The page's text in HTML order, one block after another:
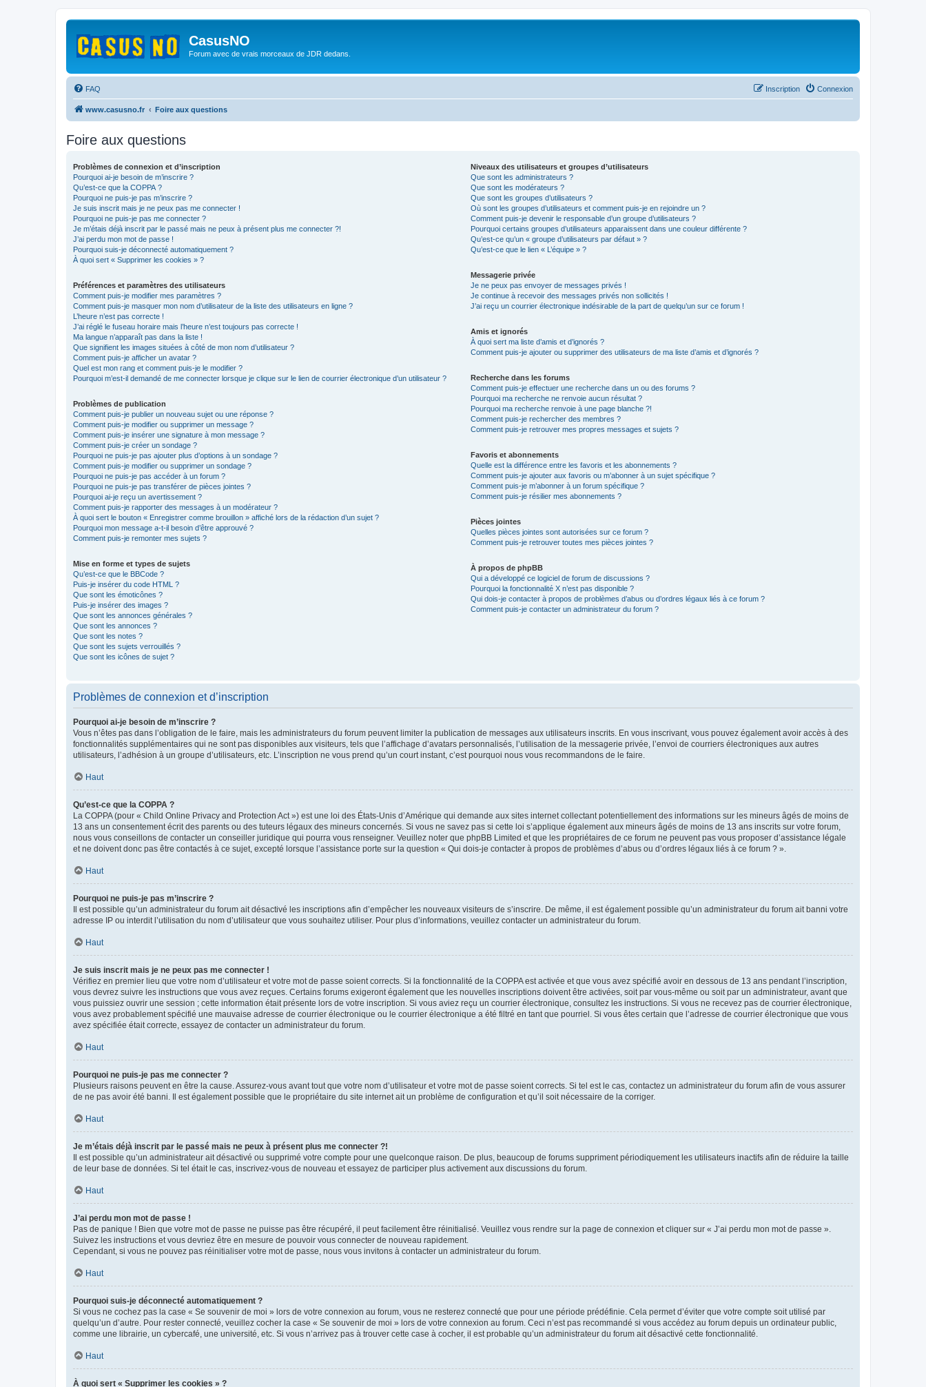
CasusNO
Forum avec de vrais morceaux de JDR dedans.
FAQ Connexion
Inscription
www.casusno.fr Foire aux questions
Foire aux questions
Problèmes de connexion et d’inscription
Pourquoi ai-je besoin de m’inscrire ?
Qu’est-ce que la COPPA ?
Pourquoi ne puis-je pas m’inscrire ?
Je suis inscrit mais je ne peux pas me connecter !
Pourquoi ne puis-je pas me connecter ?
Je m’étais déjà inscrit par le passé mais ne peux à présent plus me connecter ?!
J’ai perdu mon mot de passe !
Pourquoi suis-je déconnecté automatiquement ?
À quoi sert « Supprimer les cookies » ?
Préférences et paramètres des utilisateurs
Comment puis-je modifier mes paramètres ?
Comment puis-je masquer mon nom d’utilisateur de la liste des utilisateurs en ligne ?
L’heure n’est pas correcte !
J’ai réglé le fuseau horaire mais l’heure n’est toujours pas correcte !
Ma langue n’apparaît pas dans la liste !
Que signifient les images situées à côté de mon nom d’utilisateur ?
Comment puis-je afficher un avatar ?
Quel est mon rang et comment puis-je le modifier ?
Pourquoi m’est-il demandé de me connecter lorsque je clique sur le lien de courrier électronique d’un utilisateur ?
Problèmes de publication
Comment puis-je publier un nouveau sujet ou une réponse ?
Comment puis-je modifier ou supprimer un message ?
Comment puis-je insérer une signature à mon message ?
Comment puis-je créer un sondage ?
Pourquoi ne puis-je pas ajouter plus d’options à un sondage ?
Comment puis-je modifier ou supprimer un sondage ?
Pourquoi ne puis-je pas accéder à un forum ?
Pourquoi ne puis-je pas transférer de pièces jointes ?
Pourquoi ai-je reçu un avertissement ?
Comment puis-je rapporter des messages à un modérateur ?
À quoi sert le bouton « Enregistrer comme brouillon » affiché lors de la rédaction d’un sujet ?
Pourquoi mon message a-t-il besoin d’être approuvé ?
Comment puis-je remonter mes sujets ?
Mise en forme et types de sujets
Qu’est-ce que le BBCode ?
Puis-je insérer du code HTML ?
Que sont les émoticônes ?
Puis-je insérer des images ?
Que sont les annonces générales ?
Que sont les annonces ?
Que sont les notes ?
Que sont les sujets verrouillés ?
Que sont les icônes de sujet ?
Niveaux des utilisateurs et groupes d’utilisateurs
Que sont les administrateurs ?
Que sont les modérateurs ?
Que sont les groupes d’utilisateurs ?
Où sont les groupes d’utilisateurs et comment puis-je en rejoindre un ?
Comment puis-je devenir le responsable d’un groupe d’utilisateurs ?
Pourquoi certains groupes d’utilisateurs apparaissent dans une couleur différente ?
Qu’est-ce qu’un « groupe d’utilisateurs par défaut » ?
Qu’est-ce que le lien « L’équipe » ?
Messagerie privée
Je ne peux pas envoyer de messages privés !
Je continue à recevoir des messages privés non sollicités !
J’ai reçu un courrier électronique indésirable de la part de quelqu’un sur ce forum !
Amis et ignorés
À quoi sert ma liste d’amis et d’ignorés ?
Comment puis-je ajouter ou supprimer des utilisateurs de ma liste d’amis et d’ignorés ?
Recherche dans les forums
Comment puis-je effectuer une recherche dans un ou des forums ?
Pourquoi ma recherche ne renvoie aucun résultat ?
Pourquoi ma recherche renvoie à une page blanche ?!
Comment puis-je rechercher des membres ?
Comment puis-je retrouver mes propres messages et sujets ?
Favoris et abonnements
Quelle est la différence entre les favoris et les abonnements ?
Comment puis-je ajouter aux favoris ou m’abonner à un sujet spécifique ?
Comment puis-je m’abonner à un forum spécifique ?
Comment puis-je résilier mes abonnements ?
Pièces jointes
Quelles pièces jointes sont autorisées sur ce forum ?
Comment puis-je retrouver toutes mes pièces jointes ?
À propos de phpBB
Qui a développé ce logiciel de forum de discussions ?
Pourquoi la fonctionnalité X n’est pas disponible ?
Qui dois-je contacter à propos de problèmes d’abus ou d’ordres légaux liés à ce forum ?
Comment puis-je contacter un administrateur du forum ?
Problèmes de connexion et d’inscription
Pourquoi ai-je besoin de m’inscrire ?
Vous n’êtes pas dans l’obligation de le faire, mais les administrateurs du forum peuvent limiter la publication de messages aux utilisateurs inscrits. En vous inscrivant, vous pouvez également avoir accès à des
fonctionnalités supplémentaires qui ne sont pas disponibles aux visiteurs, tels que l’affichage d’avatars personnalisés, l’utilisation de la messagerie privée, l’envoi de courriers électroniques aux autres
utilisateurs, l’adhésion à un groupe d’utilisateurs, etc. L’inscription ne vous prend qu’un court instant, c’est pourquoi nous vous recommandons de le faire.
Haut
Qu’est-ce que la COPPA ?
La COPPA (pour « Child Online Privacy and Protection Act ») est une loi des États-Unis d’Amérique qui demande aux sites internet collectant potentiellement des informations sur les mineurs âgés de moins de
13 ans un consentement écrit des parents ou des tuteurs légaux des mineurs concernés. Si vous ne savez pas si cette loi s’applique également aux mineurs âgés de moins de 13 ans inscrits sur votre forum,
nous vous conseillons de contacter un conseiller juridique qui pourra vous renseigner. Veuillez noter que phpBB Limited et que les propriétaires de ce forum ne peuvent pas vous proposer d’assistance légale
et ne doivent donc pas être contactés à ce sujet, excepté lorsque l’assistance porte sur la question « Qui dois-je contacter à propos de problèmes d’abus ou d’ordres légaux liés à ce forum ? ».
Haut
Pourquoi ne puis-je pas m’inscrire ?
Il est possible qu’un administrateur du forum ait désactivé les inscriptions afin d’empêcher les nouveaux visiteurs de s’inscrire. De même, il est également possible qu’un administrateur du forum ait banni votre
adresse IP ou interdit l’utilisation du nom d’utilisateur que vous souhaitez utiliser. Pour plus d’informations, veuillez contacter un administrateur du forum.
Haut
Je suis inscrit mais je ne peux pas me connecter !
Vérifiez en premier lieu que votre nom d’utilisateur et votre mot de passe soient corrects. Si la fonctionnalité de la COPPA est activée et que vous avez spécifié avoir en dessous de 13 ans pendant l’inscription,
vous devrez suivre les instructions que vous avez reçues. Certains forums exigeront également que les nouvelles inscriptions doivent être activées, soit par vous-même ou soit par un administrateur, avant que
vous puissiez ouvrir une session ; cette information était présente lors de votre inscription. Si vous aviez reçu un courrier électronique, consultez les instructions. Si vous ne recevez pas de courrier électronique,
vous avez probablement spécifié une mauvaise adresse de courrier électronique ou le courrier électronique a été filtré en tant que pourriel. Si vous êtes certain que l’adresse de courrier électronique que vous
avez spécifiée était correcte, essayez de contacter un administrateur du forum.
Haut
Pourquoi ne puis-je pas me connecter ?
Plusieurs raisons peuvent en être la cause. Assurez-vous avant tout que votre nom d’utilisateur et votre mot de passe soient corrects. Si tel est le cas, contactez un administrateur du forum afin de vous assurer
de ne pas avoir été banni. Il est également possible que le propriétaire du site internet ait un problème de configuration et qu’il soit nécessaire de la corriger.
Haut
Je m’étais déjà inscrit par le passé mais ne peux à présent plus me connecter ?!
Il est possible qu’un administrateur ait désactivé ou supprimé votre compte pour une quelconque raison. De plus, beaucoup de forums suppriment périodiquement les utilisateurs inactifs afin de réduire la taille
de leur base de données. Si tel était le cas, inscrivez-vous de nouveau et essayez de participer plus activement aux discussions du forum.
Haut
J’ai perdu mon mot de passe !
Pas de panique ! Bien que votre mot de passe ne puisse pas être récupéré, il peut facilement être réinitialisé. Veuillez vous rendre sur la page de connexion et cliquer sur « J’ai perdu mon mot de passe ».
Suivez les instructions et vous devriez être en mesure de pouvoir vous connecter de nouveau rapidement.
Cependant, si vous ne pouvez pas réinitialiser votre mot de passe, nous vous invitons à contacter un administrateur du forum.
Haut
Pourquoi suis-je déconnecté automatiquement ?
Si vous ne cochez pas la case « Se souvenir de moi » lors de votre connexion au forum, vous ne resterez connecté que pour une période prédéfinie. Cela permet d’éviter que votre compte soit utilisé par
quelqu’un d’autre. Pour rester connecté, veuillez cocher la case « Se souvenir de moi » lors de votre connexion au forum. Ceci n’est pas recommandé si vous accédez au forum depuis un ordinateur public,
comme une librairie, un cybercafé, une université, etc. Si vous n’arrivez pas à trouver cette case à cocher, il est probable qu’un administrateur du forum ait désactivé cette fonctionnalité.
Haut
À quoi sert « Supprimer les cookies » ?